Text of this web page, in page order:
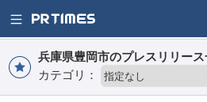
兵庫県豊岡市のプレスリリー
カテゴリ：